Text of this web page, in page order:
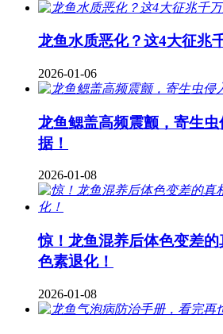
龙鱼水质恶化？这4大征兆
2026-01-06
龙鱼鳃盖高频震颤，寄生
据！
2026-01-08
惊！龙鱼混养后体色变差
色素退化！
2026-01-08